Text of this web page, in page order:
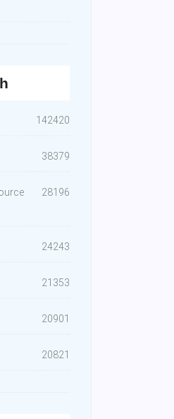
142420
38379
28196
24243
21353
20901
20821